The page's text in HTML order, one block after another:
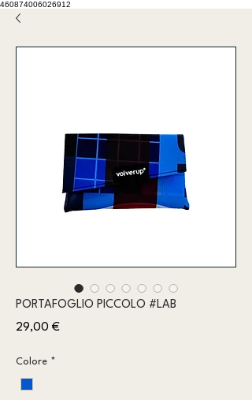
460874006026912
PORTAFOGLIO PICCOLO #LAB
29,00 €Prezzo
Colore *